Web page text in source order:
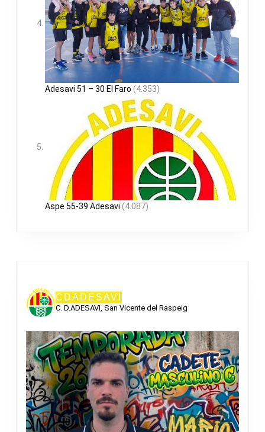
Adesavi 51 – 30 El Faro (4.353)
Aspe 55-39 Adesavi (4.087)
CDADESAVI
C. D.ADESAVI, San Vicente del Raspeig